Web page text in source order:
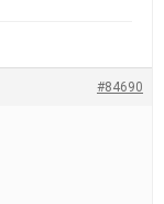
#84690